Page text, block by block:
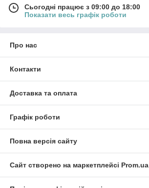
Сьогодні працює з 09:00 до 18:00
Показати весь графік роботи
Про нас
Контакти
Доставка та оплата
Графік роботи
Повна версія сайту
Сайт створено на маркетплейсі Prom.ua